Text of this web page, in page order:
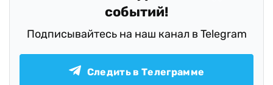
событий!
Подписывайтесь на наш канал в Telegram
Следить в Телеграмме